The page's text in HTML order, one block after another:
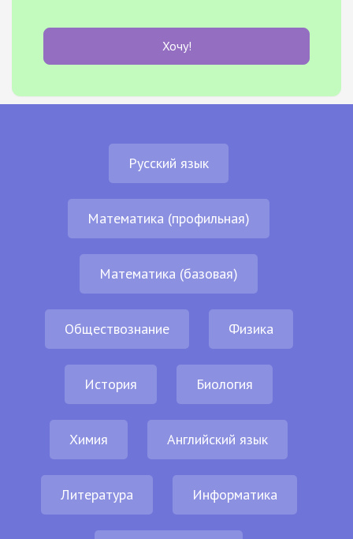
Хочу!
Русский язык
Математика (профильная)
Математика (базовая)
Обществознание Физика
История Биология
Химия Английский язык
Литература Информатика